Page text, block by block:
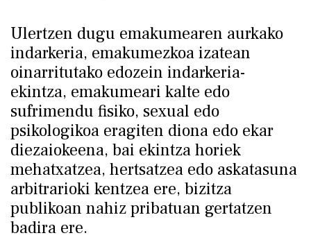
Ulertzen dugu emakumearen aurkako
indarkeria, emakumezkoa izatean
oinarritutako edozein indarkeria-
ekintza, emakumeari kalte edo
sufrimendu fisiko, sexual edo
psikologikoa eragiten diona edo ekar
diezaiokeena, bai ekintza horiek
mehatxatzea, hertsatzea edo askatasuna
arbitrarioki kentzea ere, bizitza
publikoan nahiz pribatuan gertatzen
badira ere.